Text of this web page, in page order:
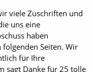
viele Zuschriften und
uns eine
haben
Seiten. Wir
für Ihre
sagt Danke für 25 tolle